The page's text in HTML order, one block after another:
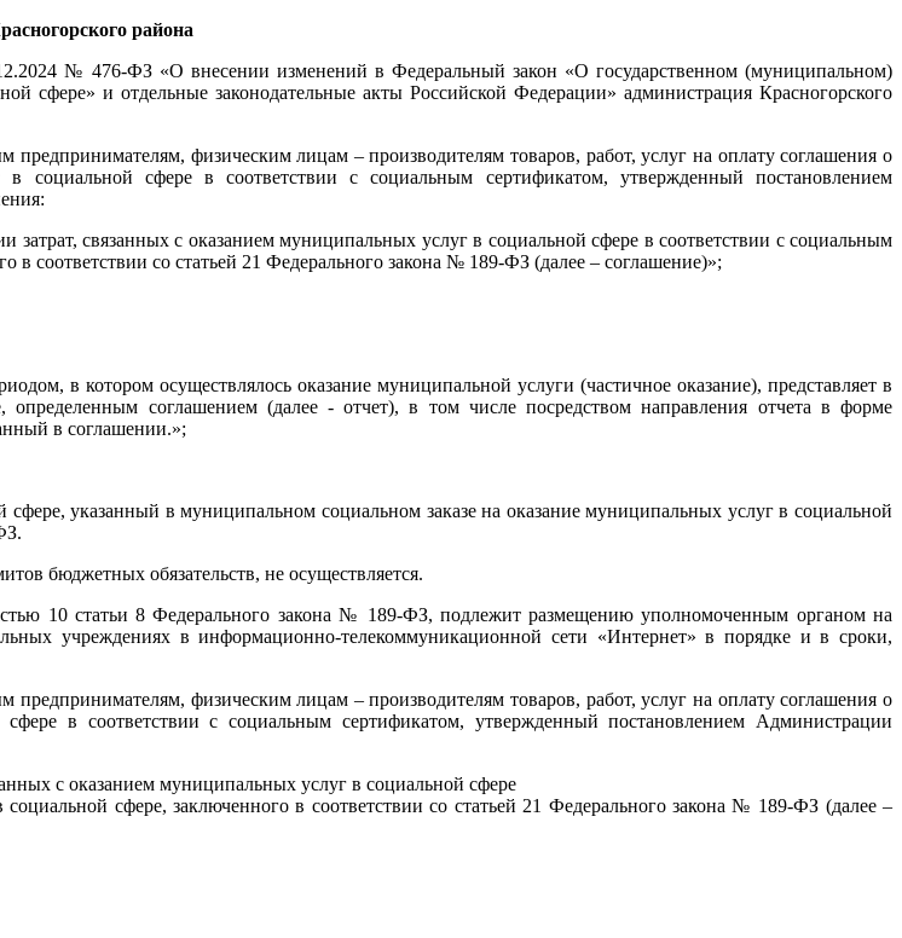
района
№ 476-ФЗ «О внесении изменений в Федеральный закон «О государственном (муниципальном)
сфере» и отдельные законодательные акты Российской Федерации» администрация Красногорского
физическим лицам – производителям товаров, работ, услуг на оплату соглашения о
социальной сфере в соответствии с социальным сертификатом, утвержденный постановлением
связанных с оказанием муниципальных услуг в социальной сфере в соответствии с социальным
соответствии со статьей 21 Федерального закона № 189-ФЗ (далее – соглашение)»;
в котором осуществлялось оказание муниципальной услуги (частичное оказание), представляет в
соглашением (далее - отчет), в том числе посредством направления отчета в форме
в соглашении.»;
указанный в муниципальном социальном заказе на оказание муниципальных услуг в социальной
бюджетных обязательств, не осуществляется.
10 статьи 8 Федерального закона № 189-ФЗ, подлежит размещению уполномоченным органом на
учреждениях в информационно-телекоммуникационной сети «Интернет» в порядке и в сроки,
физическим лицам – производителям товаров, работ, услуг на оплату соглашения о
в соответствии с социальным сертификатом, утвержденный постановлением Администрации
с оказанием муниципальных услуг в социальной сфере
сфере, заключенного в соответствии со статьей 21 Федерального закона № 189-ФЗ (далее –